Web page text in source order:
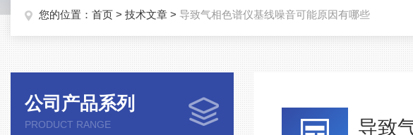
您的位置： 首页 > 技术文章 > 导致气相色谱仪基线噪音可能原因有哪些
公司产品系列
PRODUCT RANGE 导致